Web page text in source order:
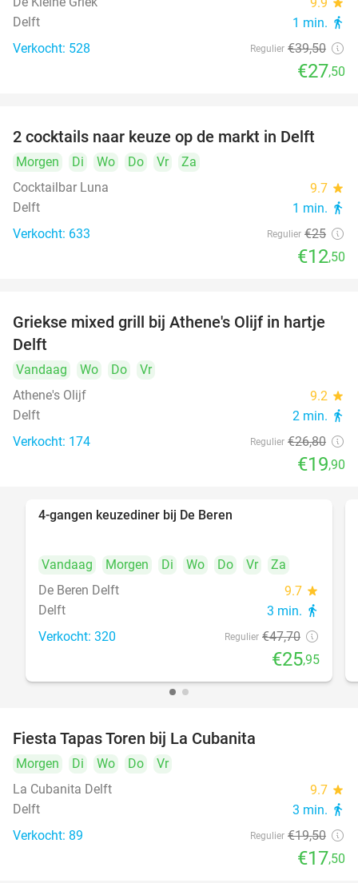
Delft 1 min. directions_walk
Verkocht: 528 Regulier €39,50
€27,50
50%
2 cocktails naar keuze op de markt in Delft
Morgen Di Wo Do Vr
Za
Cocktailbar Luna
9.7 star
Delft 1 min. directions_walk
Verkocht: 633 Regulier €25
€12,50
26%
Griekse mixed grill bij Athene's Olijf in hartje
Delft
Vandaag Wo Do
Vr
Athene's Olijf
9.2 star
Delft 2 min. directions_walk
Verkocht: 174 Regulier €26,80
€19,90
4-gangen keuzediner bij De Beren
Vandaag Morgen Di Wo Do Vr
Za
De Beren Delft
9.7 star
Delft 3 min. directions_walk
Verkocht: 320 Regulier €47,70
€25,95
Fiesta Tapas Toren bij La Cubanita
Morgen Di Wo Do
Vr
La Cubanita Delft
9.7 star
Delft 3 min. directions_walk
Verkocht: 89 Regulier €19,50
€17,50